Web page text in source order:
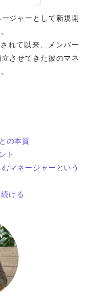
ジャーとして新規開
れて以来、メンバー
させてきた彼のマネ
の本質
ト
マネージャーという
ける